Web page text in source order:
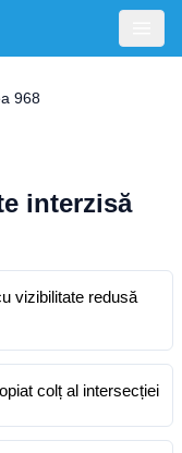
968
interzisă
vizibilitate redusă
colț al intersecției